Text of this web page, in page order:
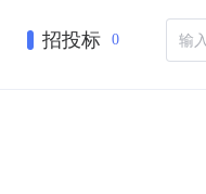
招投标 0